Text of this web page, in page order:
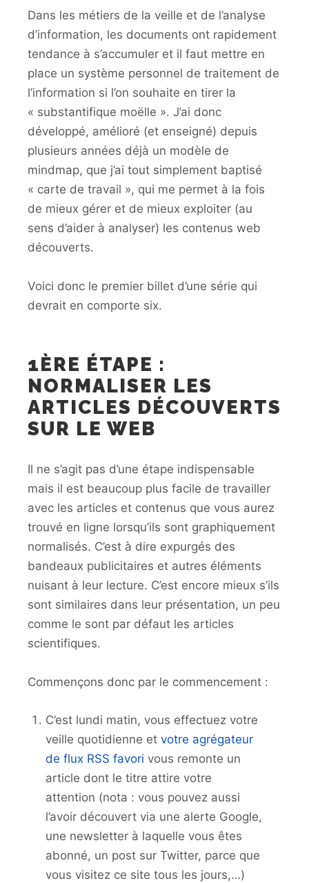
Dans les métiers de la veille et de l’analyse
d’information, les documents ont rapidement
tendance à s’accumuler et il faut mettre en
place un système personnel de traitement de
l’information si l’on souhaite en tirer la
« substantifique moëlle ». J’ai donc
développé, amélioré (et enseigné) depuis
plusieurs années déjà un modèle de
mindmap, que j’ai tout simplement baptisé
« carte de travail », qui me permet à la fois
de mieux gérer et de mieux exploiter (au
sens d’aider à analyser) les contenus web
découverts.
Voici donc le premier billet d’une série qui
devrait en comporte six.
1ÈRE ÉTAPE :
NORMALISER LES
ARTICLES DÉCOUVERTS
SUR LE WEB
Il ne s’agit pas d’une étape indispensable
mais il est beaucoup plus facile de travailler
avec les articles et contenus que vous aurez
trouvé en ligne lorsqu’ils sont graphiquement
normalisés. C’est à dire expurgés des
bandeaux publicitaires et autres éléments
nuisant à leur lecture. C’est encore mieux s’ils
sont similaires dans leur présentation, un peu
comme le sont par défaut les articles
scientifiques.
Commençons donc par le commencement :
C’est lundi matin, vous effectuez votre
veille quotidienne et votre agrégateur
de flux RSS favori vous remonte un
article dont le titre attire votre
attention (nota : vous pouvez aussi
l’avoir découvert via une alerte Google,
une newsletter à laquelle vous êtes
abonné, un post sur Twitter, parce que
vous visitez ce site tous les jours,…)